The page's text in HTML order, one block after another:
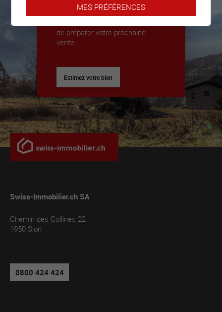
Nous déléguerons un expert pour
de préparer votre prochaine
vente.
Estimez votre bien
Swiss-Immobilier.ch SA
Chemin des Collines 22
1950 Sion
0800 424 424
MES PRÉFÉRENCES